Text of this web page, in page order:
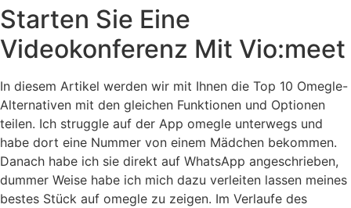
Starten Sie Eine
Videokonferenz Mit Vio:meet
In diesem Artikel werden wir mit Ihnen die Top 10 Omegle-
Alternativen mit den gleichen Funktionen und Optionen
teilen. Ich struggle auf der App omegle unterwegs und
habe dort eine Nummer von einem Mädchen bekommen.
Danach habe ich sie direkt auf WhatsApp angeschrieben,
dummer Weise habe ich mich dazu verleiten lassen meines
bestes Stück auf omegle zu zeigen. Im Verlaufe des